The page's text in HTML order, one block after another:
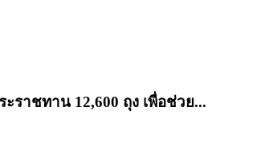
ราชทาน 12,600 ถุง เพื่อช่วย...